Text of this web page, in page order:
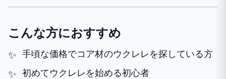
こんな方におすすめ
手頃な価格でコア材のウクレレを探している方
初めてウクレレを始める初心者